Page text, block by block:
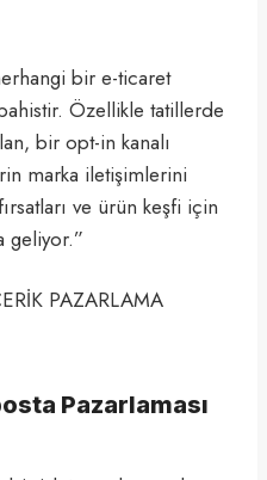
bir e-ticaret
Özellikle tatillerde
bir opt-in kanalı
marka iletişimlerini
ve ürün keşfi için
geliyor.”
PAZARLAMA
Pazarlaması